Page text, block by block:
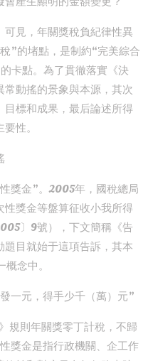
見，年關獎稅負紀律性異
”的堵點，是制約“完美綜合
卡點。為了貫徹落實《決
動搖的景象與本源，其次
標和成果，最后論述所得
性。
獎金”。2005年，國稅總局
獎金等盤算征收小我所得
〕9號），下文簡稱《告
目就始于這項告訴，其本
念中。
一元，得手少千（萬）元”
規則年關獎零丁計稅，不歸
獎金是指行政機關、企工作